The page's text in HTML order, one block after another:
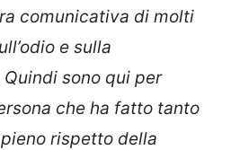
comunicativa di molti
e sulla
sono qui per
che ha fatto tanto
rispetto della